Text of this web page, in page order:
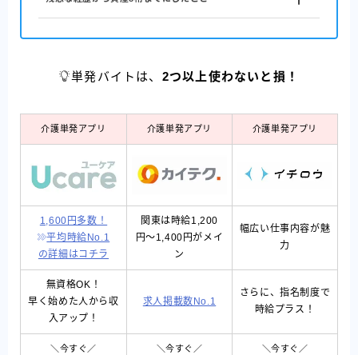
単発バイトは、 2つ以上使わないと損！
介護単発アプリ 介護単発アプリ 介護単発アプリ
1,600円多数！
平均時給No.1
の詳細はコチラ
関東は時給1,200
円〜1,400円がメイ
ン
幅広い仕事内容が魅
力
無資格OK！
早く始めた人から収
入アップ！
求人掲載数No.1
さらに、指名制度で
時給プラス！
＼今すぐ／ ＼今すぐ／ ＼今すぐ／